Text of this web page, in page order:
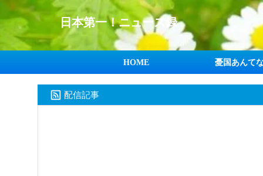
日本第一！ニュース録
HOME 憂国あんて
配信記事